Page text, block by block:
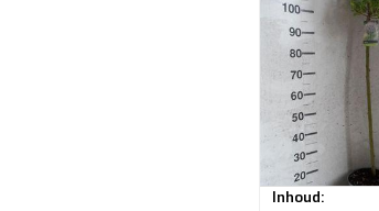
Inhoud: